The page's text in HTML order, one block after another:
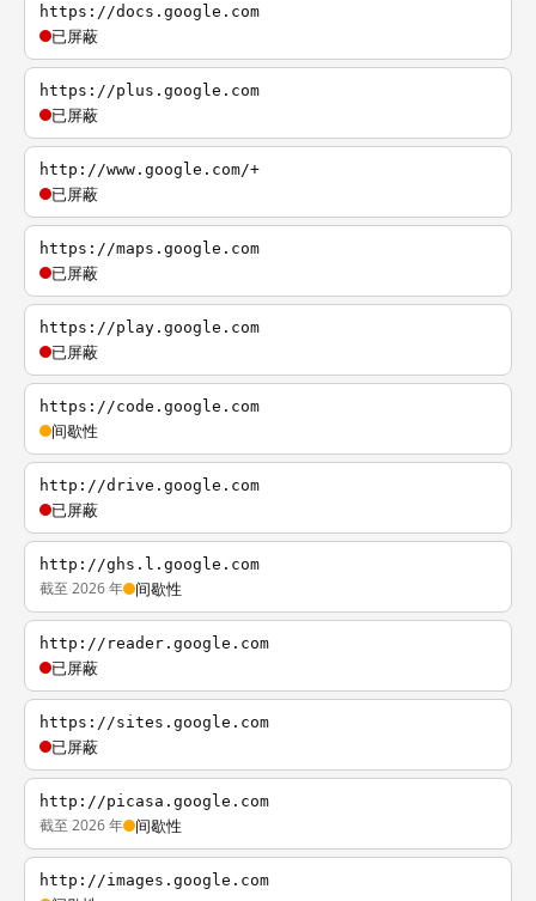
https://docs.google.com
已屏蔽
https://plus.google.com
已屏蔽
http://www.google.com/+
已屏蔽
https://maps.google.com
已屏蔽
https://play.google.com
已屏蔽
https://code.google.com
间歇性
http://drive.google.com
已屏蔽
http://ghs.l.google.com
截至 2026 年 间歇性
http://reader.google.com
已屏蔽
https://sites.google.com
已屏蔽
http://picasa.google.com
截至 2026 年 间歇性
http://images.google.com